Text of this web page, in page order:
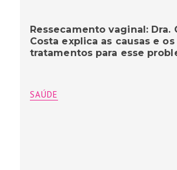
Ressecamento vaginal: Dra.
Costa explica as causas e os
tratamentos para esse
SAÚDE